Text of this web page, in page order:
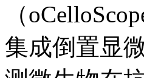
（
集成倒置显